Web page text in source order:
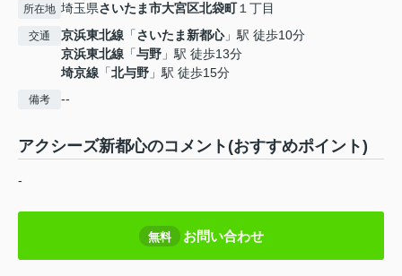
所在地 埼玉県さいたま市大宮区北袋町１丁目
交通 京浜東北線 「さいたま新都心」駅 徒歩10分
京浜東北線 「与野 」駅 徒歩13分
埼京線 「北与野 」駅 徒歩15分
備考 --
アクシーズ新都心のコメント(おすすめポイント)
-
無料 お問い合わせ